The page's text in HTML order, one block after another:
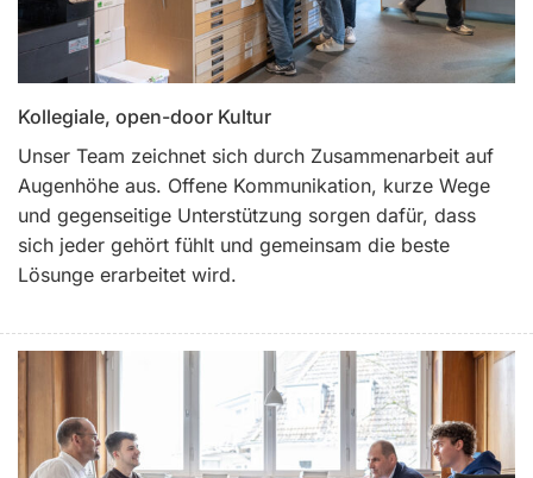
Kollegiale, open-door Kultur
Unser Team zeichnet sich durch Zusammenarbeit auf
Augenhöhe aus. Offene Kommunikation, kurze Wege
und gegenseitige Unterstützung sorgen dafür, dass
sich jeder gehört fühlt und gemeinsam die beste
Lösunge erarbeitet wird.